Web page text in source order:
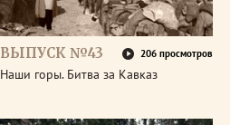
ВЫПУСК №43 206 просмотров
Наши горы. Битва за Кавказ